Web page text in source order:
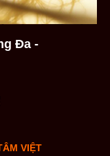
Đa -
VIỆT